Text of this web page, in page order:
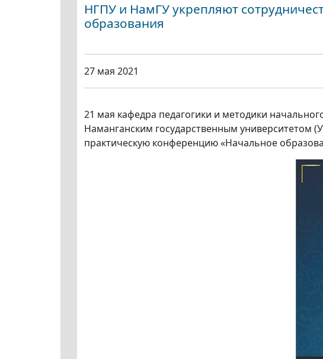
НГПУ и НамГУ укрепляют
образования
27 мая 2021
21 мая кафедра педагогики и методики
Наманганским государственным университетом
практическую конференцию «Начальное